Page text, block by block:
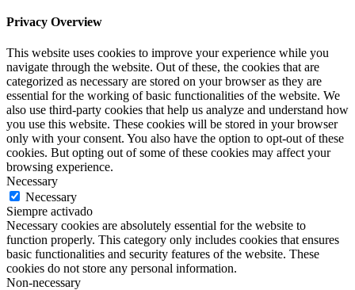
Privacy Overview
This website uses cookies to improve your experience while you
navigate through the website. Out of these, the cookies that are
categorized as necessary are stored on your browser as they are
essential for the working of basic functionalities of the website. We
also use third-party cookies that help us analyze and understand how
you use this website. These cookies will be stored in your browser
only with your consent. You also have the option to opt-out of these
cookies. But opting out of some of these cookies may affect your
browsing experience.
Necessary
Necessary
Siempre activado
Necessary cookies are absolutely essential for the website to
function properly. This category only includes cookies that ensures
basic functionalities and security features of the website. These
cookies do not store any personal information.
Non-necessary